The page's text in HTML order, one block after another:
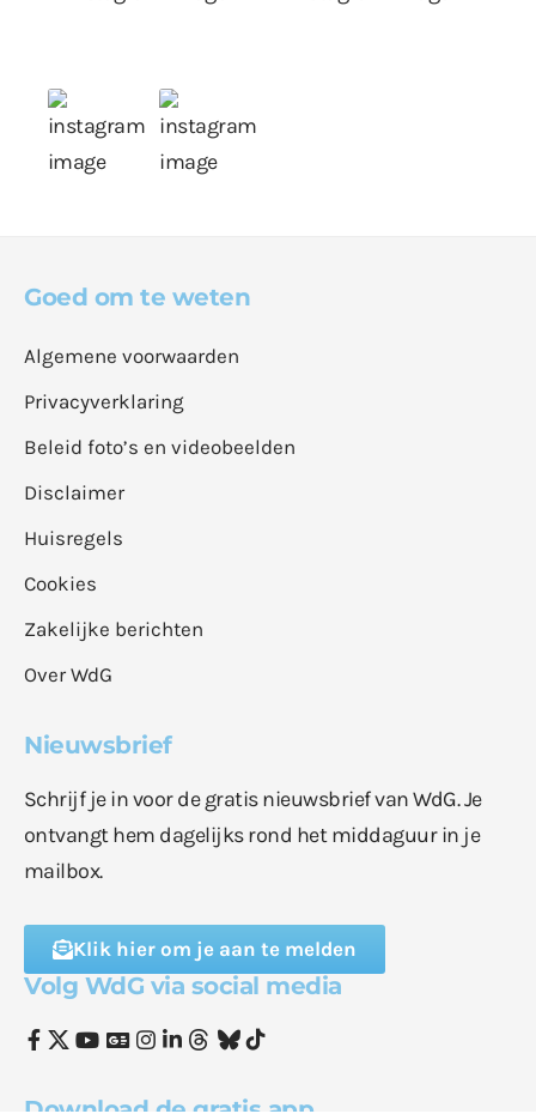
Goed om te weten
Algemene voorwaarden
Privacyverklaring
Beleid foto’s en videobeelden
Disclaimer
Huisregels
Cookies
Zakelijke berichten
Over WdG
Nieuwsbrief
Schrijf je in voor de gratis nieuwsbrief van WdG. Je
ontvangt hem dagelijks rond het middaguur in je
mailbox.
Klik hier om je aan te melden
Volg WdG via social media
Download de gratis app